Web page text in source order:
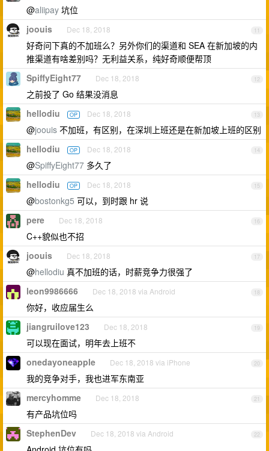
@aliipay 坑位
11
joouis Dec 18, 2018
好奇问下真的不加班么？另外你们的渠道和 SEA 在新加坡的内
推渠道有啥差别吗？无利益关系，纯好奇顺便帮顶
12
SpiffyEight77 Dec 18, 2018
之前投了 Go 结果没消息
13
hellodiu OP Dec 18, 2018
@joouis 不加班，有区别，在深圳上班还是在新加坡上班的区别
14
hellodiu OP Dec 18, 2018
@SpiffyEight77 多久了
15
hellodiu OP Dec 18, 2018
@bostonkg5 可以，到时跟 hr 说
16
pere Dec 18, 2018
C++貌似也不招
17
joouis Dec 18, 2018
@hellodiu 真不加班的话，时薪竞争力很强了
18
leon9986666 Dec 18, 2018 via Android
你好，收应届生么
19
jiangruilove123 Dec 18, 2018
可以现在面试，明年去上班不
20
onedayoneapple Dec 18, 2018 via iPhone
我的竞争对手，我也进军东南亚
21
mercyhomme Dec 18, 2018
有产品坑位吗
22
StephenDev Dec 18, 2018 via Android